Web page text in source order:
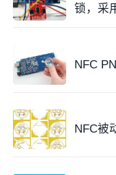
锁，采
NFC被